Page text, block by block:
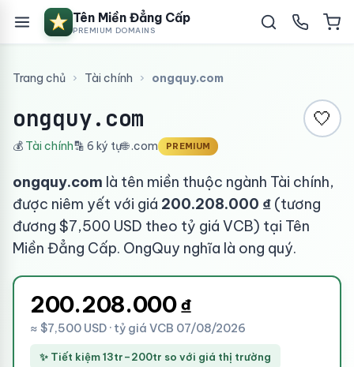
Tên Miền Đẳng Cấp
PREMIUM DOMAINS
Trang chủ › Tài chính › ongquy.com
ongquy.com 🤍
💰 Tài chính🔡 6 ký tự🌐 .com PREMIUM
ongquy.com là tên miền thuộc ngành Tài chính,
được niêm yết với giá 200.208.000 ₫ (tương
đương $7,500 USD theo tỷ giá VCB) tại Tên
Miền Đẳng Cấp. OngQuy nghĩa là ong quý.
200.208.000₫
≈ $7,500 USD · tỷ giá VCB 07/08/2026
✨ Tiết kiệm 13tr–200tr so với giá thị trường